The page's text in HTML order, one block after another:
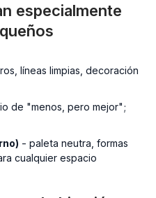
especialmente
líneas limpias, decoración
de "menos, pero mejor";
- paleta neutra, formas
cualquier espacio